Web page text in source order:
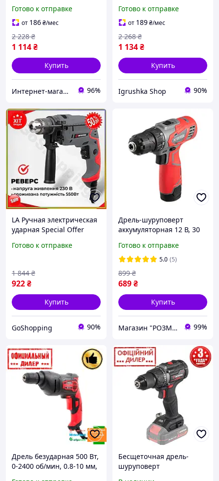
Ударные дрели для дом
Доставка по Украине
Готово к отправке
от 186₴/мес
1 114₴
2 228 ₴
Купить
Интернет-магазин "Little Sam" 96%
Ударная электродрель,
Дрель ударная с
быстрозажимным
патроном, RYH
Готово к отправке
от 189₴/мес
1 134₴
2 268 ₴
Купить
Igrushka Shop 90%
LA Ручная электрическая
ударная Special Offer
регулировкой для
PAR17OK
Готово к отправке
922₴
1 844 ₴
Купить
GoShopping 90%
Дрель-шуруповерт
аккумуляторная 12 В, 30
0.8-10 мм, Li-Ion, 1.3 Ач
INTERTOOL DT-0310
Готово к отправке
5.0 (5)
689₴
899 ₴
Купить
Магазин "РОЗМАРИН" 99%
Дрель безударная 500 Вт,
0-2400 об/мин, 0.8-10 мм,
Бесщеточная дрель-
шуруповерт